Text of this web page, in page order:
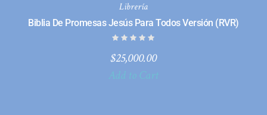
Librería
Biblia De Promesas Jesús Para Todos Versión (RVR)
$25,000.00
Add to Cart